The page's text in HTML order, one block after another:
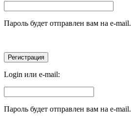
Пароль будет отправлен вам на e-mail.
Login или e-mail:
Пароль будет отправлен вам на e-mail.